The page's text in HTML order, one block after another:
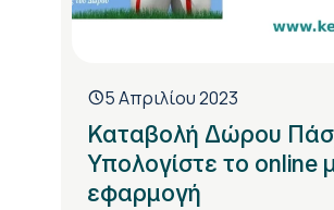
5 Απριλίου 2023
Καταβολή Δώρου
Υπολογίστε το online
εφαρμογή